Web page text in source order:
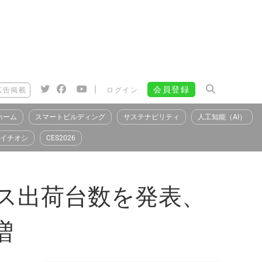
告掲載 | ログイン 会員登録
ーム スマートビルディング サステナビリティ 人工知能（AI）
イチオシ CES2026
荷台数を発表、